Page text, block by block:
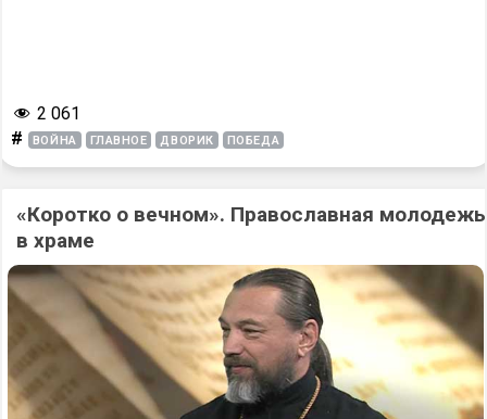
2 061
# ВОЙНА ГЛАВНОЕ ДВОРИК ПОБЕДА
«Коротко о вечном». Православная молодежь
в храме